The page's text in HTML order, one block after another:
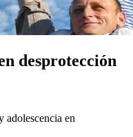
desprotección
adolescencia en